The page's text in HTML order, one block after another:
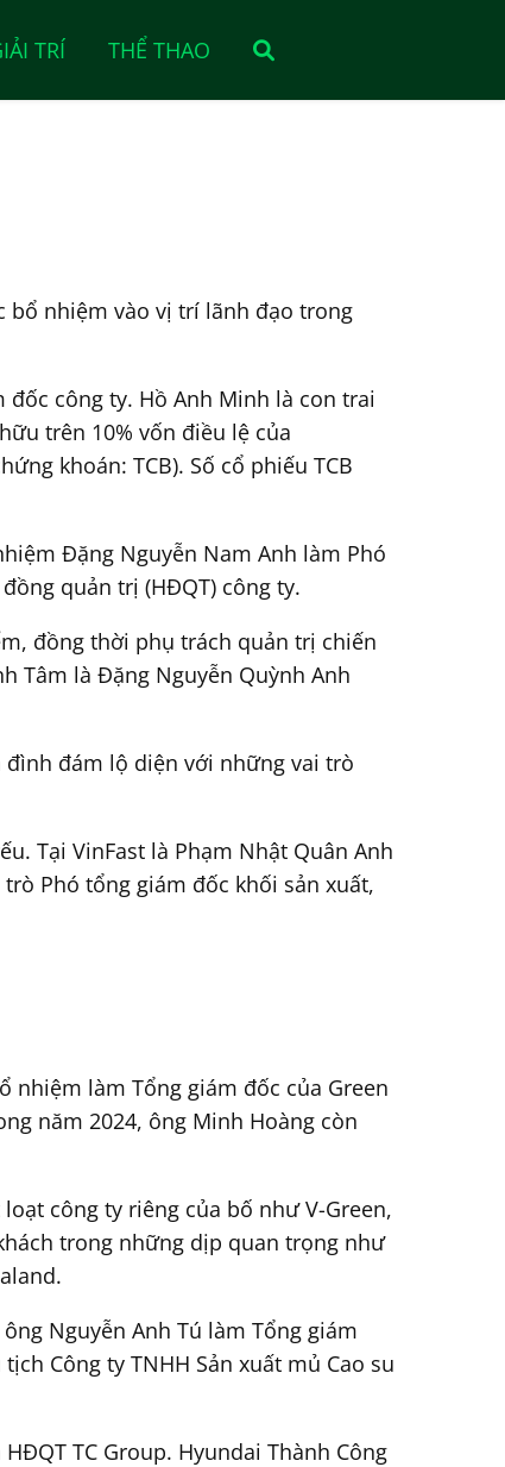
TRÍ THỂ THAO
bổ nhiệm vào vị trí lãnh đạo trong
công ty. Hồ Anh Minh là con trai
trên 10% vốn điều lệ của
khoán: TCB). Số cổ phiếu TCB
Đặng Nguyễn Nam Anh làm Phó
quản trị (HĐQT) công ty.
đồng thời phụ trách quản trị chiến
Tâm là Đặng Nguyễn Quỳnh Anh
đám lộ diện với những vai trò
Tại VinFast là Phạm Nhật Quân Anh
Phó tổng giám đốc khối sản xuất,
nhiệm làm Tổng giám đốc của Green
năm 2024, ông Minh Hoàng còn
công ty riêng của bố như V-Green,
trong những dịp quan trọng như
Nguyễn Anh Tú làm Tổng giám
Công ty TNHH Sản xuất mủ Cao su
TC Group. Hyundai Thành Công